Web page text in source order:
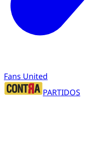
Fans United
PARTIDOS